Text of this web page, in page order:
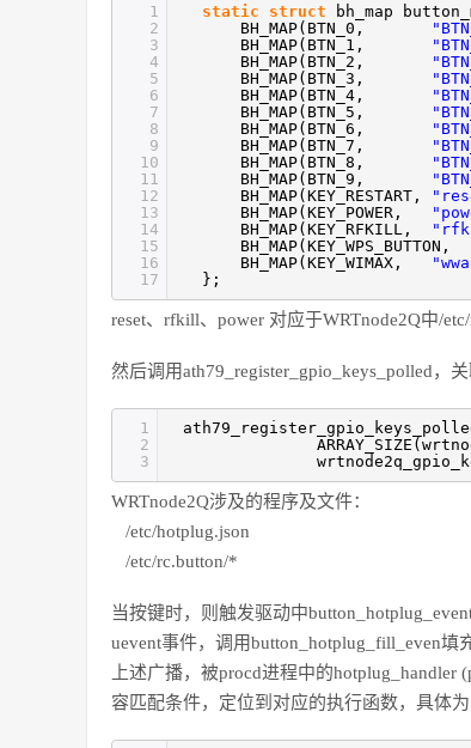
1
2
3
4
5
6
7
8
9
10
11
12
13
14
15
16
17
static struct
bh_map
BH_MAP(BTN_0,
BH_MAP(BTN_1,
BH_MAP(BTN_2,
BH_MAP(BTN_3,
BH_MAP(BTN_4,
BH_MAP(BTN_5,
BH_MAP(BTN_6,
BH_MAP(BTN_7,
BH_MAP(BTN_8,
BH_MAP(BTN_9,
BH_MAP(KEY_RESTART,
BH_MAP(KEY_POWER,
BH_MAP(KEY_RFKILL,
BH_MAP(KEY_WPS_BUTTON,
BH_MAP(KEY_WIMAX,
};
reset、rfkill、power 对应于WRTnode2Q中/
然后调用ath79_register_gpio_keys_polled，
1
2
3
ath79_register_gpio_keys_polled(-
WRTnode2Q涉及的程序及文件：
/etc/hotplug.json
/etc/rc.button/*
当按键时，则触发驱动中
uevent事件，调用button_hotplug_fill_even填
上述广播，被procd进程中的
容匹配条件，定位到对应的执行函数，具体为